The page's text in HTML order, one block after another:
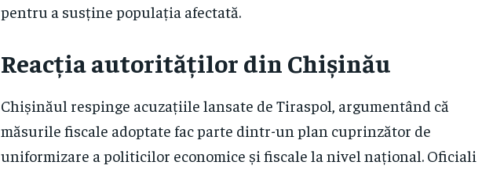
pentru a susține populația afectată.
Reacția autorităților din Chișinău
Chișinăul respinge acuzațiile lansate de Tiraspol, argumentând că
măsurile fiscale adoptate fac parte dintr-un plan cuprinzător de
uniformizare a politicilor economice și fiscale la nivel național. Oficiali